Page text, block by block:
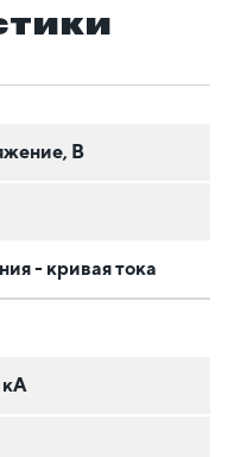
В
- кривая тока